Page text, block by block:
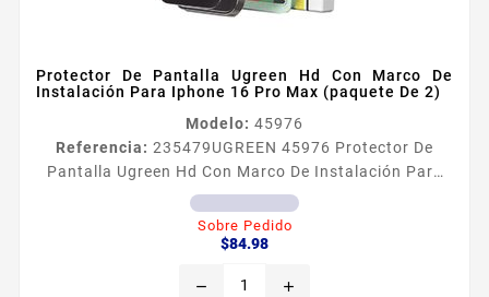
Protector De Pantalla Ugreen Hd Con Marco De
Instalación Para Iphone 16 Pro Max (paquete De 2)
Modelo: 45976
Referencia: 235479UGREEN 45976 Protector De
Pantalla Ugreen Hd Con Marco De Instalación Para
Iphone 16 Pro Max (paquete De 2)
Sobre Pedido
$84.98Precio
remove add